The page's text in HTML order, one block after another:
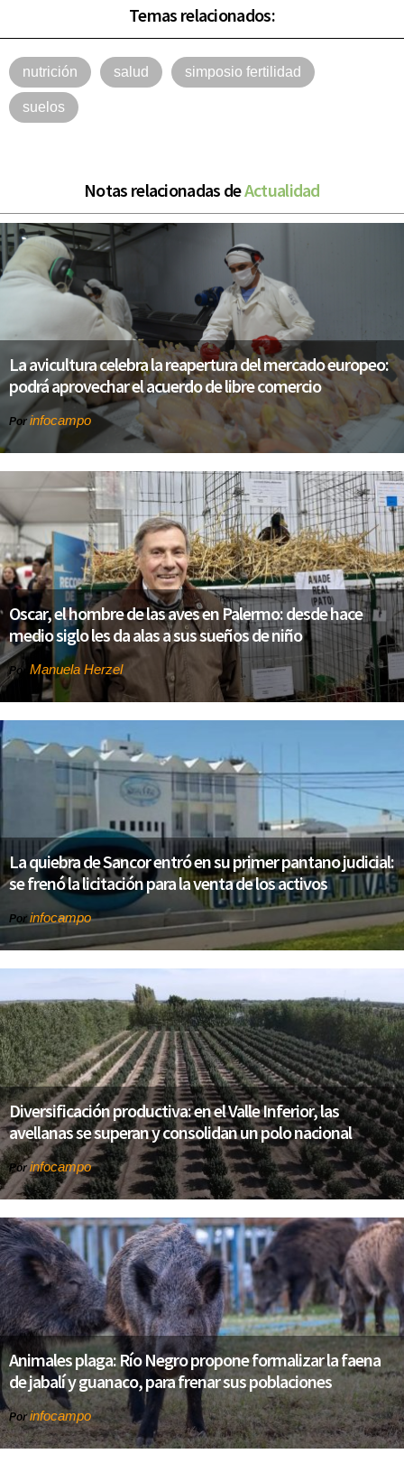
Temas relacionados:
nutrición salud simposio fertilidad
suelos
Notas relacionadas deActualidad
La avicultura celebra la reapertura del mercado europeo:
podrá aprovechar el acuerdo de libre comercio
Por infocampo
Oscar, el hombre de las aves en Palermo: desde hace
medio siglo les da alas a sus sueños de niño
Por Manuela Herzel
La quiebra de Sancor entró en su primer pantano judicial:
se frenó la licitación para la venta de los activos
Por infocampo
Diversificación productiva: en el Valle Inferior, las
avellanas se superan y consolidan un polo nacional
Porinfocampo
Animales plaga: Río Negro propone formalizar la faena
de jabalí y guanaco, para frenar sus poblaciones
Porinfocampo